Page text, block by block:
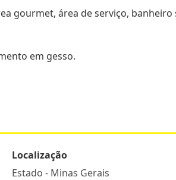
gourmet, área de serviço, banheiro
em gesso.
Localização
Estado - Minas Gerais